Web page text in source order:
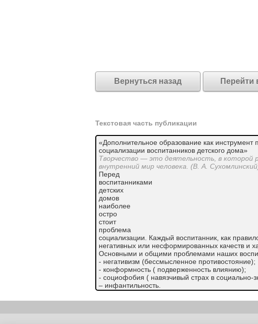
Вернуться назад Перейти
Текстовая часть публикации
«Дополнительное образование как инструмент
социализации воспитанников детского дома»
Творчество — это деятельность, в которой
внутренний мир человека. (В. А.
Перед
воспитанниками
детских
домов
наиболее
остро
стоит
проблема
социализации. Каждый воспитанник, как
негативных или несформированных качеств и
Основными и общими проблемами наших
- негативизм (бессмысленное противостояние);
- конформность ( подверженность влиянию);
- социофобия ( навязчивый страх в социально-
– инфантильность.
Большую роль в формировании социального
дома играют особенности институциональной
имеются ввиду и фактор личного